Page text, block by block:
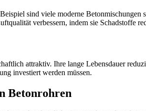
sind viele moderne
verbessern, indem sie Schadstoffe
attraktiv. Ihre lange Lebensdauer
investiert werden müssen.
Betonrohren